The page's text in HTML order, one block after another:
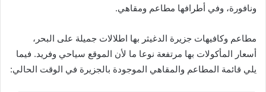
ونافورة، وفي أطرافها مطاعم ومقاهي.
مطاعم وكافيهات جزيرة الدغيثر بها اطلالات جميلة على البحر،
أسعار المأكولات بها مرتفعة نوعا ما لأن الموقع سياحي وفريد. فيما
يلي قائمة المطاعم والمقاهي الموجودة بالجزيرة في الوقت الحالي: